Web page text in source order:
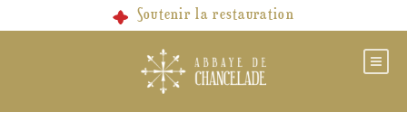
Soutenir la restauration